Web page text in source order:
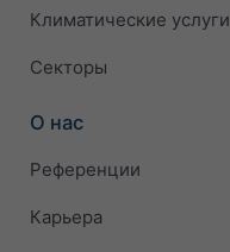
Климатические услуги
Секторы
О нас
Референции
Карьера